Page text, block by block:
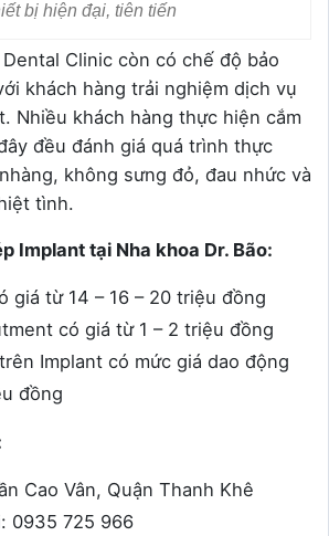
bị hiện đại, tiên tiến
Clinic còn có chế độ bảo
khách hàng trải nghiệm dịch vụ
Nhiều khách hàng thực hiện cắm
đều đánh giá quá trình thực
không sưng đỏ, đau nhức và
tình.
Implant tại Nha khoa Dr. Bão:
giá từ 14 – 16 – 20 triệu đồng
có giá từ 1 – 2 triệu đồng
Implant có mức giá dao động
đồng
Cao Vân, Quận Thanh Khê
0935 725 966